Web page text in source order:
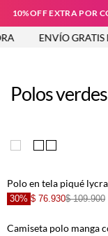
10%OFF EXTRA POR
ENVÍO GRATIS
Polos
30% $ 76.930$ 109.900